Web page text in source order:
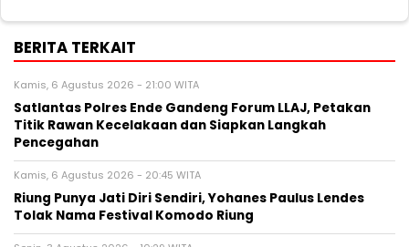
BERITA TERKAIT
Kamis, 6 Agustus 2026 - 21:00 WITA
Satlantas Polres Ende Gandeng Forum LLAJ, Petakan
Titik Rawan Kecelakaan dan Siapkan Langkah
Pencegahan
Kamis, 6 Agustus 2026 - 20:45 WITA
Riung Punya Jati Diri Sendiri, Yohanes Paulus Lendes
Tolak Nama Festival Komodo Riung